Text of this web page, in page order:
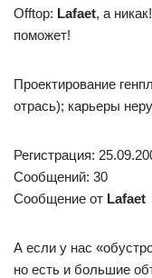
Offtop: Lafaet, а
поможет!
Проектирование
отрась); карьеры
Регистрация:
Сообщений: 30
Сообщение от Lafaet
А если у нас
но есть и большие